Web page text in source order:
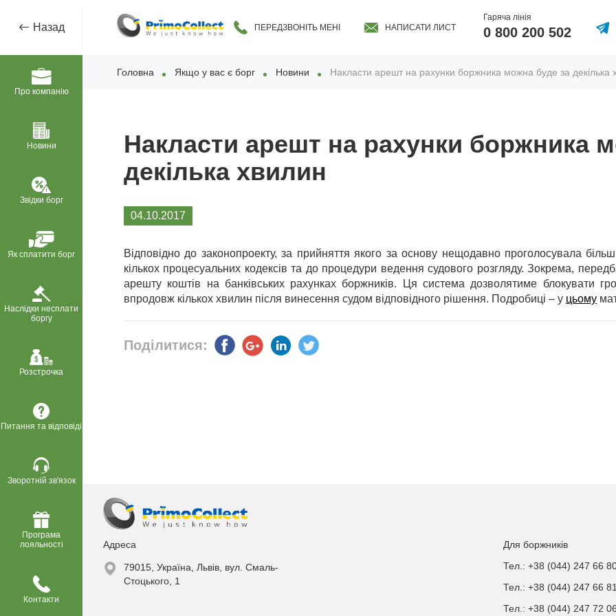
ПЕРЕДЗВОНІТЬ МЕНІ НАПИСАТИ ЛИСТ
Гаряча лінія
0 800 200 502
Назад
Про компанію
Новини
Звідки борг
Як сплатити борг
Наслідки несплати
боргу
Розстрочка
Питання та відповіді
Зворотній зв'язок
Програма
лояльності
Контакти
Головна Якщо у вас є борг Новини Накласти арешт на рахунки боржника можна буде за декілька
Накласти арешт на рахунки боржника
декілька хвилин
04.10.2017
Відповідно до законопроекту, за прийняття якого за основу нещодавно проголосувала
кількох процесуальних кодексів та до процедури ведення судового розгляду. Зокрема,
арешту коштів на банківських рахунках боржників. Ця система дозволятиме блокувати
впродовж кількох хвилин після винесення судом відповідного рішення. Подробиці – у цьому
Поділитися:
Адреса
79015, Україна, Львів, вул. Смаль-
Стоцького, 1
Для боржників
Тел.: +38 (044) 247 66
Тел.: +38 (044) 247 66 81
Тел.: +38 (044) 247 72 06